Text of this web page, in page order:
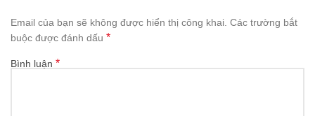
Email của bạn sẽ không được hiển thị công khai. Các trường bắt
buộc được đánh dấu *
Bình luận *